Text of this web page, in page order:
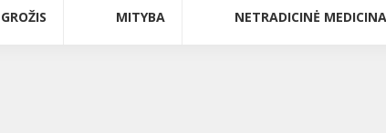
GROŽIS MITYBA NETRADICINĖ MEDICINA